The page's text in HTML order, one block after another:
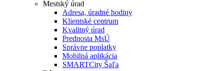
Mestský úrad
Adresa, úradné hodiny
Klientské centrum
Kvalitný úrad
Prednosta MsÚ
Správne poplatky
Mobilná aplikácia
SMARTCity Šaľa